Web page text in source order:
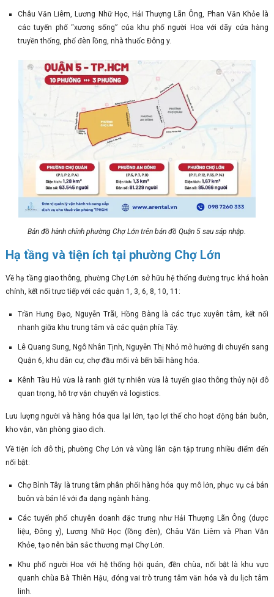
Châu Văn Liêm, Lương Nhữ Học, Hải Thượng Lãn Ông, Phan Văn Khỏe là
các tuyến phố “xương sống” của khu phố người Hoa với dãy cửa hàng
truyền thống, phố đèn lồng, nhà thuốc Đông y.
Bản đồ hành chính phường Chợ Lớn trên bản đồ Quận 5 sau sáp nhập.
Hạ tầng và tiện ích tại phường Chợ Lớn
Về hạ tầng giao thông, phường Chợ Lớn sở hữu hệ thống đường trục khá hoàn
chỉnh, kết nối trực tiếp với các quận 1, 3, 6, 8, 10, 11:
Trần Hưng Đạo, Nguyễn Trãi, Hồng Bàng là các trục xuyên tâm, kết nối
nhanh giữa khu trung tâm và các quận phía Tây.
Lê Quang Sung, Ngô Nhân Tịnh, Nguyễn Thị Nhỏ mở hướng di chuyển sang
Quận 6, khu dân cư, chợ đầu mối và bến bãi hàng hóa.
Kênh Tàu Hủ vừa là ranh giới tự nhiên vừa là tuyến giao thông thủy nội đô
quan trọng, hỗ trợ vận chuyển và logistics.
Lưu lượng người và hàng hóa qua lại lớn, tạo lợi thế cho hoạt động bán buôn,
kho vận, văn phòng giao dịch.
Về tiện ích đô thị, phường Chợ Lớn và vùng lân cận tập trung nhiều điểm đến
nổi bật:
Chợ Bình Tây là trung tâm phân phối hàng hóa quy mô lớn, phục vụ cả bán
buôn và bán lẻ với đa dạng ngành hàng.
Các tuyến phố chuyên doanh đặc trưng như Hải Thượng Lãn Ông (dược
liệu, Đông y), Lương Nhữ Học (lồng đèn), Châu Văn Liêm và Phan Văn
Khỏe, tạo nên bản sắc thương mại Chợ Lớn.
Khu phố người Hoa với hệ thống hội quán, đền chùa, nổi bật là khu vực
quanh chùa Bà Thiên Hậu, đóng vai trò trung tâm văn hóa và du lịch tâm
linh.